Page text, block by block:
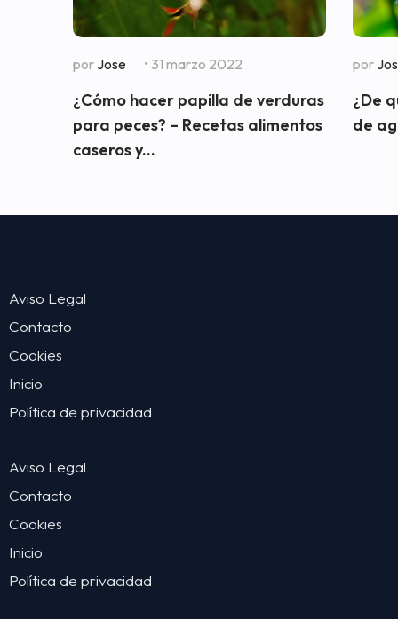
por Jose • 31 marzo 2022
¿Cómo hacer papilla de verduras
para peces? – Recetas alimentos
caseros y...
por
¿De
de
Aviso Legal
Contacto
Cookies
Inicio
Política de privacidad
Aviso Legal
Contacto
Cookies
Inicio
Política de privacidad